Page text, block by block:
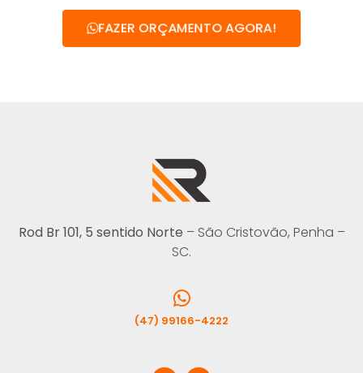
FAZER ORÇAMENTO AGORA!
Rod Br 101, 5 sentido Norte – São Cristovão, Penha –
SC.
(47) 99166-4222